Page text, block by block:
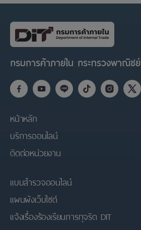
กรมการค้าภายใน กระทรวงพาณิชย์
หน้าหลัก
บริการออนไลน์
ติดต่อหน่วยงาน
แบบสำรวจออนไลน์
แผนผังเว็บไซต์
แจ้งเรื่องร้องเรียนการทุจริต DIT